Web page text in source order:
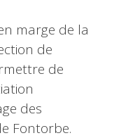
marge de la
de
de
des
Fontorbe.